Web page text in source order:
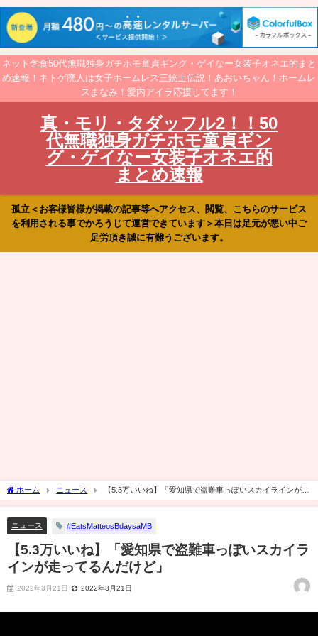
ネット乞食50代無職独身ガチホモ童貞ギング・ゲイなー女装子オネエ的まと
め速報！ネトゲ廃人は女子ホームレス三銃士伝説！あおいちゃん！ホームレ
スまなみ！愛内アイラ応援してます！
真・モリ・タダッフル2！！50
代無職独身ガチホモ童貞ギン
グ・ゲイなー女装子オネエ的
まとめ速報
孤立＜お客様皆様が掲載の記事等へアクセス、閲覧、こちらのサービス
を利用される事でかろうじて運営できています＞本日は足元が悪い中ご
足労頂き誠に有難うございます。
ホーム ニュース
【5.3万いいね】「愛知県で盗難車っぽいスカイラインが走
ってるんだけど」
ニュース #EatsMatteosBdaysaMB
【5.3万いいね】「愛知県で盗難車っぽいスカイラ
インが走ってるんだけど」
2022年3月21日 2022年3月21日